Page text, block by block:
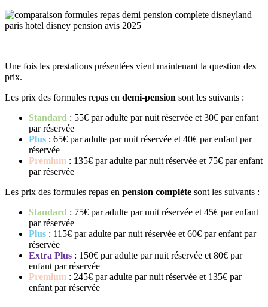
Une fois les prestations présentées vient maintenant la question des
prix.
Les prix des formules repas en demi-pension sont les suivants :
Standard : 55€ par adulte par nuit réservée et 30€ par enfant
par réservée
Plus : 65€ par adulte par nuit réservée et 40€ par enfant par
réservée
Premium : 135€ par adulte par nuit réservée et 75€ par enfant
par réservée
Les prix des formules repas en pension complète sont les suivants :
Standard : 75€ par adulte par nuit réservée et 45€ par enfant
par réservée
Plus : 115€ par adulte par nuit réservée et 60€ par enfant par
réservée
Extra Plus : 150€ par adulte par nuit réservée et 80€ par
enfant par réservée
Premium : 245€ par adulte par nuit réservée et 135€ par
enfant par réservée